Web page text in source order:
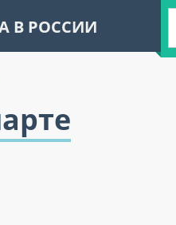
В РОССИИ